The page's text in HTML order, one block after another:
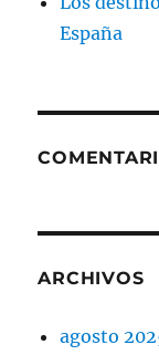
España
ARCHIVOS
agosto